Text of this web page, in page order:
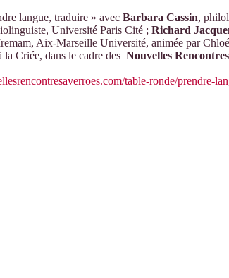
langue, traduire » avec Barbara Cassin,
Université Paris Cité ; Richard
Aix-Marseille Université, animée par
la Criée, dans le cadre des Nouvelles
table-ronde/prendre-